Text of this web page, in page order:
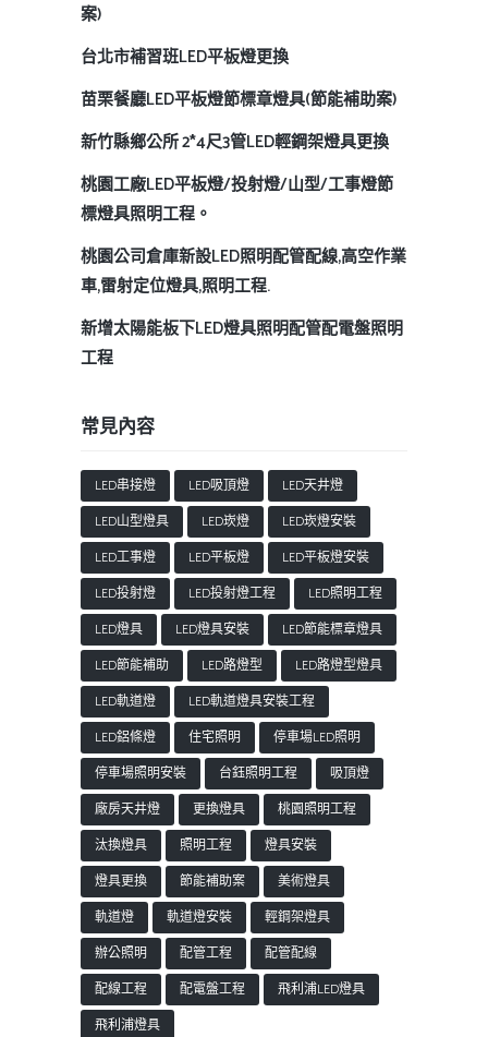
案)
台北市補習班LED平板燈更換
苗栗餐廳LED平板燈節標章燈具(節能補助案)
新竹縣鄉公所 2*4尺3管LED輕鋼架燈具更換
桃園工廠LED平板燈/投射燈/山型/工事燈節
標燈具照明工程。
桃園公司倉庫新設LED照明配管配線,高空作業
車,雷射定位燈具,照明工程.
新增太陽能板下LED燈具照明配管配電盤照明
工程
常見內容
LED串接燈 LED吸頂燈
LED天井燈
LED山型燈具
LED崁燈
LED崁燈安裝
LED工事燈
LED平板燈
LED平板燈安裝
LED投射燈
LED投射燈工程
LED照明工程
LED燈具
LED燈具安裝
LED節能標章燈具
LED節能補助
LED路燈型
LED路燈型燈具
LED軌道燈
LED軌道燈具安裝工程
LED鋁條燈
住宅照明
停車場LED照明
停車場照明安裝
台鈺照明工程
吸頂燈
廠房天井燈
更換燈具
桃園照明工程
汰換燈具
照明工程
燈具安裝
燈具更換
節能補助案
美術燈具
軌道燈
軌道燈安裝
輕鋼架燈具
辦公照明
配管工程
配管配線
配線工程
配電盤工程
飛利浦LED燈具
飛利浦燈具